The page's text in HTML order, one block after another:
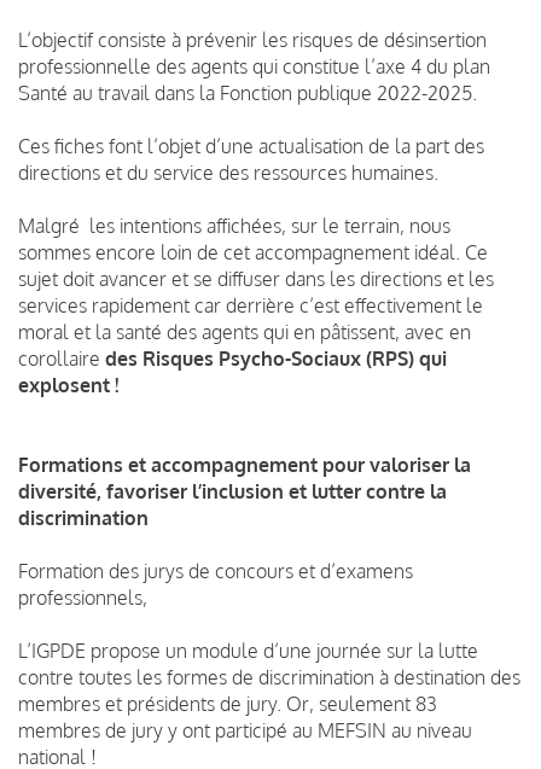
L’objectif consiste à prévenir les risques de désinsertion
professionnelle des agents qui constitue l’axe 4 du plan
Santé au travail dans la Fonction publique 2022-2025.
Ces fiches font l’objet d’une actualisation de la part des
directions et du service des ressources humaines.
Malgré les intentions affichées, sur le terrain, nous
sommes encore loin de cet accompagnement idéal. Ce
sujet doit avancer et se diffuser dans les directions et les
services rapidement car derrière c’est effectivement le
moral et la santé des agents qui en pâtissent, avec en
corollaire des Risques Psycho-Sociaux (RPS) qui
explosent !
Formations et accompagnement pour valoriser la
diversité, favoriser l’inclusion et lutter contre la
discrimination
Formation des jurys de concours et d’examens
professionnels,
L’IGPDE propose un module d’une journée sur la lutte
contre toutes les formes de discrimination à destination des
membres et présidents de jury. Or, seulement 83
membres de jury y ont participé au MEFSIN au niveau
national !